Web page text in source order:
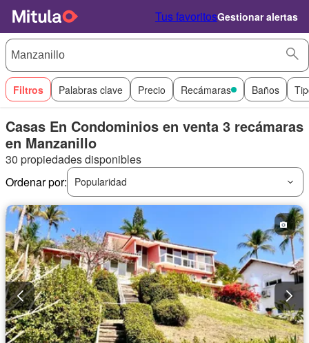
Tus favoritosGestionar alertas
Filtros Palabras clave Precio Recámaras Baños
Casas En Condominios en venta 3 recámaras
en Manzanillo
30 propiedades disponibles
Ordenar por:
Popularidad